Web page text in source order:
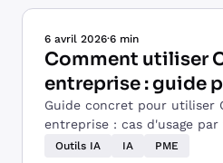
6 avril 2026·6 min
Comment utiliser
entreprise : guide
Guide concret pour utiliser
entreprise : cas d'usage
prêts à l'emploi, tarifs et
Outils IA IA PME